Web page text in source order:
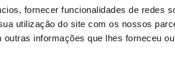
fornecer funcionalidades de redes
utilização do site com os nossos
informações que lhes forneceu